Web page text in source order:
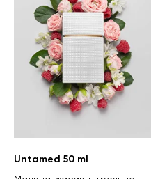
Untamed 50 ml
ЧЕКАЮ НА ДЗВІНОК